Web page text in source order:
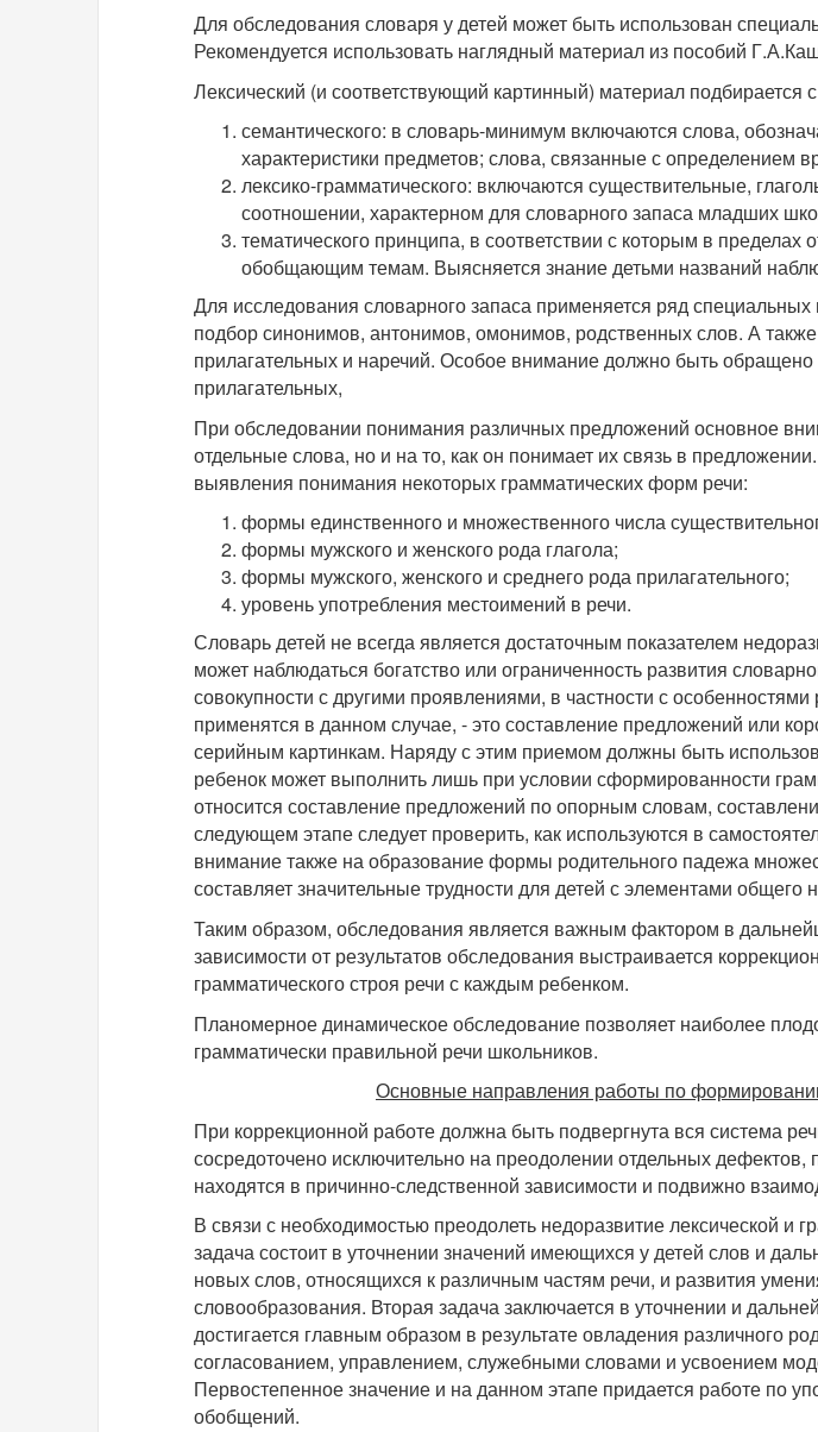
Для обследования словаря у детей может быть использован
Рекомендуется использовать наглядный материал из пособий
Лексический (и соответствующий картинный) материал подбирается
семантического: в словарь-минимум включаются слова,
характеристики предметов; слова, связанные с определением
лексико-грамматического: включаются существительные,
соотношении, характерном для словарного запаса младших
тематического принципа, в соответствии с которым в
обобщающим темам. Выясняется знание детьми названий
Для исследования словарного запаса применяется ряд
подбор синонимов, антонимов, омонимов, родственных слов. А
прилагательных и наречий. Особое внимание должно быть
прилагательных,
При обследовании понимания различных предложений основное
отдельные слова, но и на то, как он понимает их связь в
выявления понимания некоторых грамматических форм речи:
формы единственного и множественного числа
формы мужского и женского рода глагола;
формы мужского, женского и среднего рода прилагательного;
уровень употребления местоимений в речи.
Словарь детей не всегда является достаточным показателем
может наблюдаться богатство или ограниченность развития
совокупности с другими проявлениями, в частности с
применятся в данном случае, - это составление предложений или
серийным картинкам. Наряду с этим приемом должны быть
ребенок может выполнить лишь при условии сформированности
относится составление предложений по опорным словам,
следующем этапе следует проверить, как используются в
внимание также на образование формы родительного падежа
составляет значительные трудности для детей с элементами общего
Таким образом, обследования является важным фактором в
зависимости от результатов обследования выстраивается
грамматического строя речи с каждым ребенком.
Планомерное динамическое обследование позволяет наиболее
грамматически правильной речи школьников.
Основные направления работы по
При коррекционной работе должна быть подвергнута вся система
сосредоточено исключительно на преодолении отдельных
находятся в причинно-следственной зависимости и подвижно
В связи с необходимостью преодолеть недоразвитие лексической и
задача состоит в уточнении значений имеющихся у детей слов и
новых слов, относящихся к различным частям речи, и развития
словообразования. Вторая задача заключается в уточнении и
достигается главным образом в результате овладения различного
согласованием, управлением, служебными словами и усвоением
Первостепенное значение и на данном этапе придается работе по
обобщений.